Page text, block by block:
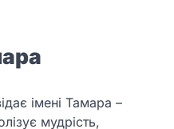
імені Тамара –
мудрість,